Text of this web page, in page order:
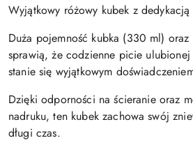
Wyjątkowy różowy kubek z
Duża pojemność kubka (330 ml)
sprawią, że codzienne picie
stanie się wyjątkowym
Dzięki odporności na ścieranie oraz
nadruku, ten kubek zachowa swój
długi czas.